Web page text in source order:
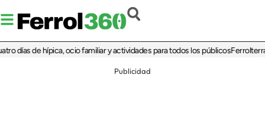
de hípica, ocio familiar y actividades para todos los públicosFerrolterra
Publicidad